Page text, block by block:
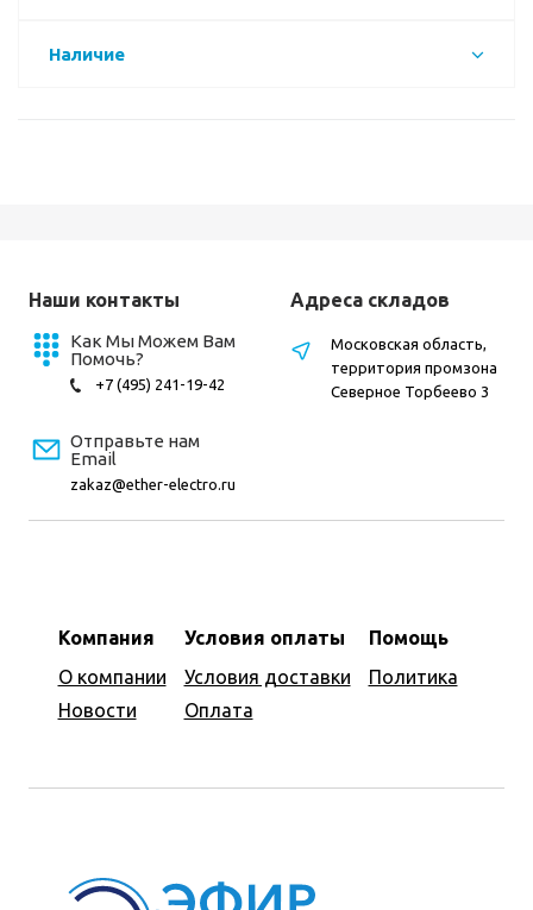
Наличие
Наши контакты
Как Мы Можем Вам
Помочь?
+7 (495) 241-19-42
Отправьте нам
Email
zakaz@ether-electro.ru
Компания
О компании
Новости
Условия оплаты
Условия доставки
Оплата
Помощь
Политика
Адреса складов
Московская область,
территория промзона
Северное Торбеево 3